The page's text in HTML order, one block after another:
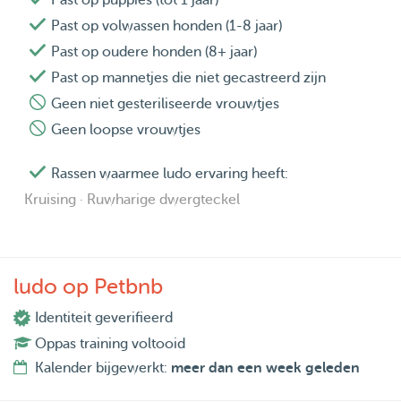
Past op volwassen honden (1-8 jaar)
Past op oudere honden (8+ jaar)
Past op mannetjes die niet gecastreerd zijn
Geen niet gesteriliseerde vrouwtjes
Geen loopse vrouwtjes
Rassen waarmee ludo ervaring heeft:
Kruising · Ruwharige dwergteckel
ludo op Petbnb
Identiteit geverifieerd
Oppas training voltooid
Kalender bijgewerkt: meer dan een week geleden